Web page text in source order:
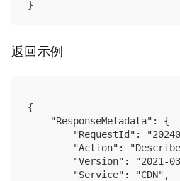
返回示例
{
    "ResponseMetadata": {
"RequestId":
"Action":
"Version": "2021-
        "Service": "CDN",